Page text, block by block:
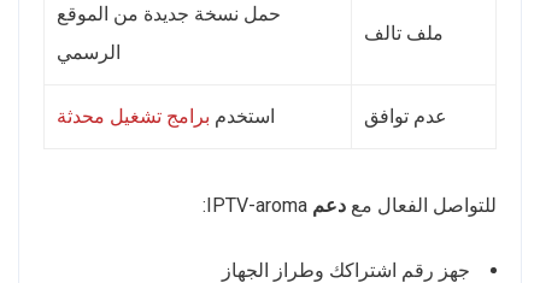
ملف تالف
حمل نسخة جديدة من الموقع
الرسمي
عدم توافق استخدم برامج تشغيل محدثة
للتواصل الفعال مع دعم
جهز رقم اشتراكك وطراز الجهاز